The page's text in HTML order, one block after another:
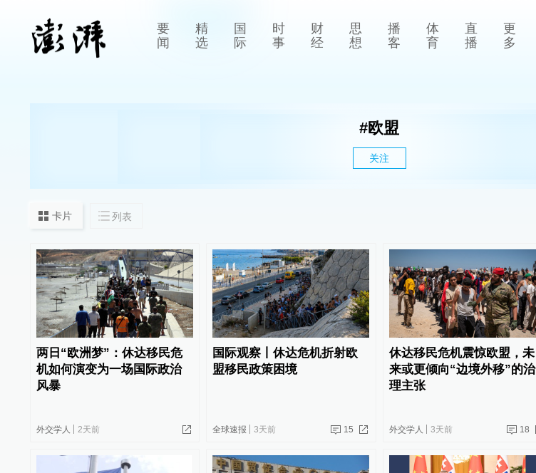
要
闻
精
选
国
际
时
事
财
经
思
想
播
客
体
育
直
播
更
多
#欧盟
关注
卡片 列表
两日“欧洲梦”：休达移民危
机如何演变为一场国际政治
风暴
外交学人 2天前
国际观察丨休达危机折射欧
盟移民政策困境
全球速报 3天前 15
休达移民危机震惊欧盟，未
来或更倾向“边境外移”的治
理主张
外交学人 3天前 18